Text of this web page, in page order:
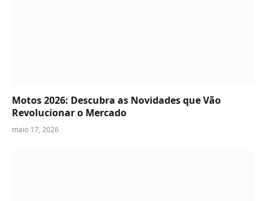
Motos 2026: Descubra as Novidades que Vão
Revolucionar o Mercado
maio 17, 2026